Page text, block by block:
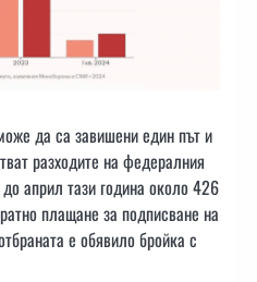
да са завишени един път и
разходите на федералния
април тази година около 426
плащане за подписване на
е обявило бройка с